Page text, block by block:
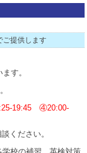
ご提供します
す。
19:45 ④20:00-
ください。